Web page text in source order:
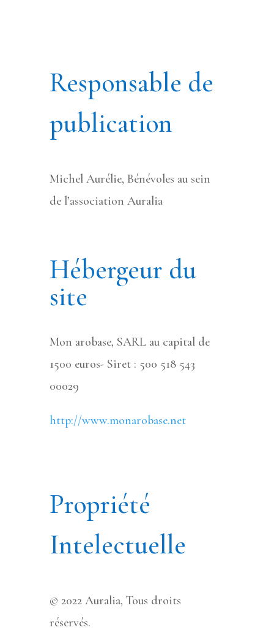
Responsable de
publication
Michel Aurélie, Bénévoles au sein
de l’association Auralia
Hébergeur du
site
Mon arobase, SARL au capital de
1500 euros- Siret : 500 518 543
00029
http://www.monarobase.net
Propriété
Intelectuelle
© 2022 Auralia, Tous droits
réservés.